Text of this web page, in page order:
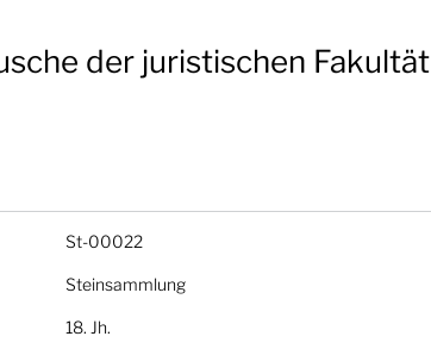
der juristischen Fakultät
St-00022
Steinsammlung
18. Jh.